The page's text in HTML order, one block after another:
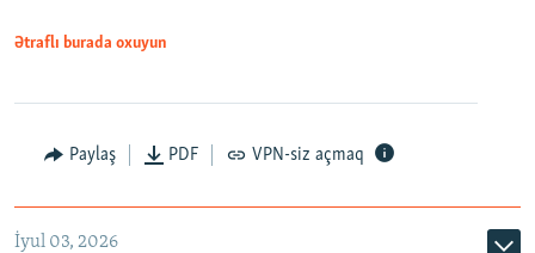
Auto 240p 360p 480p
720p 1080p
Ətraflı burada oxuyun
Paylaş PDF VPN-siz açmaq
İyul 03, 2026